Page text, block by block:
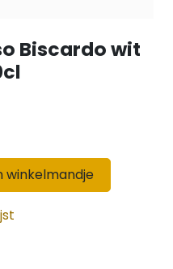
Biscardo wit
winkelmandje